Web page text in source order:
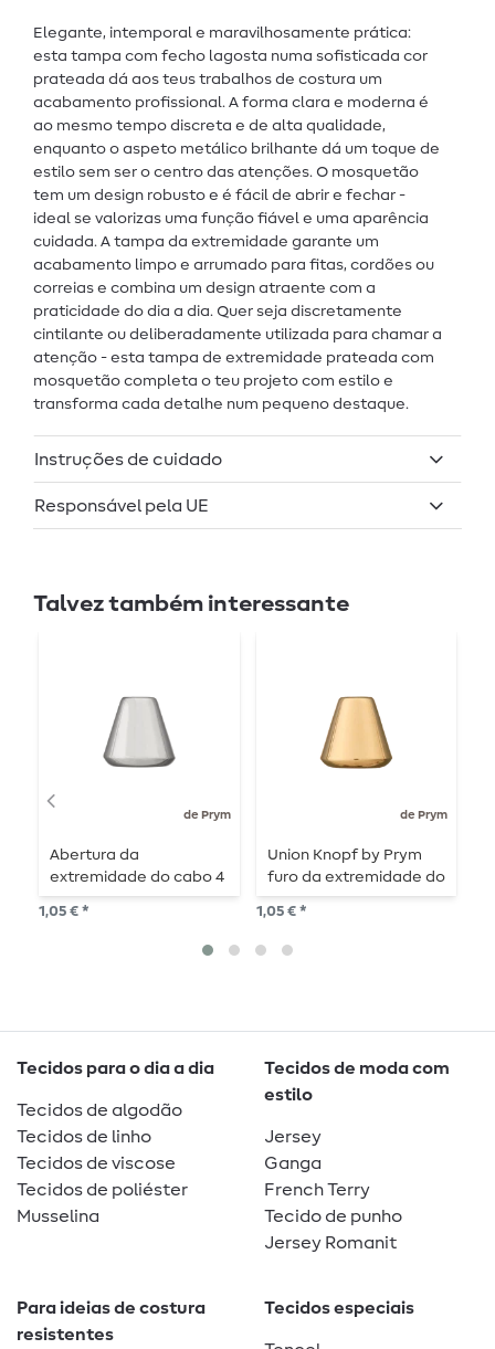
Elegante, intemporal e maravilhosamente prática:
esta tampa com fecho lagosta numa sofisticada cor
prateada dá aos teus trabalhos de costura um
acabamento profissional. A forma clara e moderna é
ao mesmo tempo discreta e de alta qualidade,
enquanto o aspeto metálico brilhante dá um toque de
estilo sem ser o centro das atenções. O mosquetão
tem um design robusto e é fácil de abrir e fechar -
ideal se valorizas uma função fiável e uma aparência
cuidada. A tampa da extremidade garante um
acabamento limpo e arrumado para fitas, cordões ou
correias e combina um design atraente com a
praticidade do dia a dia. Quer seja discretamente
cintilante ou deliberadamente utilizada para chamar a
atenção - esta tampa de extremidade prateada com
mosquetão completa o teu projeto com estilo e
transforma cada detalhe num pequeno destaque.
Instruções de cuidado
Responsável pela UE
Talvez também interessante
de Prym
Abertura da
extremidade do cabo 4
mm 12 mm prata
brilhante
1,05 € *
de Prym
Union Knopf by Prym
furo da extremidade do
cordão 4 mm 12 mm
dourado brilhante
1,05 € *
Tecidos para o dia a dia
Tecidos de algodão
Tecidos de linho
Tecidos de viscose
Tecidos de poliéster
Musselina
Tecidos de moda com
estilo
Jersey
Ganga
French Terry
Tecido de punho
Jersey Romanit
Para ideias de costura
resistentes
Tecidos especiais